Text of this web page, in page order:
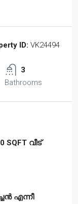
ID: VK24494
3
Bathrooms
വീട്
എന്നീ